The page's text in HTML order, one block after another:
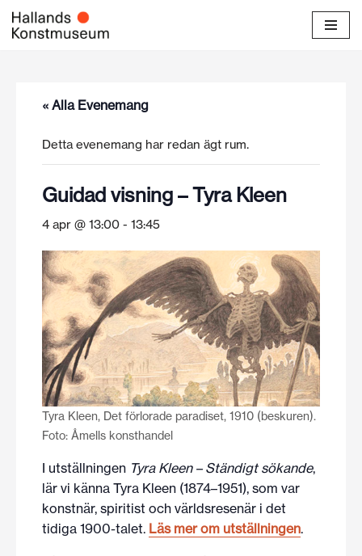
Hoppa
« Alla Evenemang
Detta evenemang har redan ägt rum.
Guidad visning – Tyra Kleen
4 apr @ 13:00 - 13:45
Tyra Kleen, Det förlorade paradiset, 1910 (beskuren).
Foto: Åmells konsthandel
I utställningen Tyra Kleen – Ständigt sökande,
lär vi känna Tyra Kleen (1874–1951), som var
konstnär, spiritist och världsresenär i det
tidiga 1900-talet. Läs mer om utställningen.